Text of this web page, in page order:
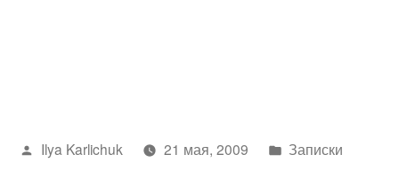
Написано
Ilya Karlichuk 21 мая, 2009
Написано
Записки